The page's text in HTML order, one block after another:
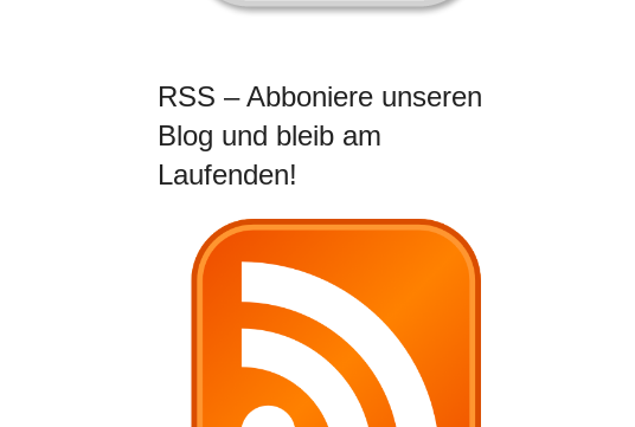
RSS – Abboniere unseren
Blog und bleib am
Laufenden!